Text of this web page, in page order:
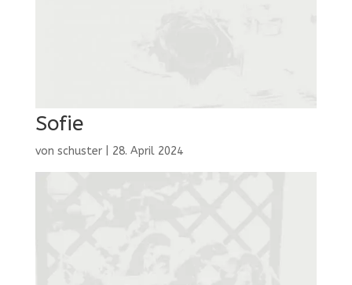
Sofie
von schuster| 28. April 2024